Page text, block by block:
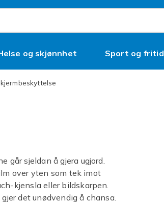
og skjønnhet Sport og fritid
Skjermbeskyttelse
går sjeldan å gjera ugjord.
over yten som tek imot
kjensla eller bildskarpen.
det unødvendig å chansa.